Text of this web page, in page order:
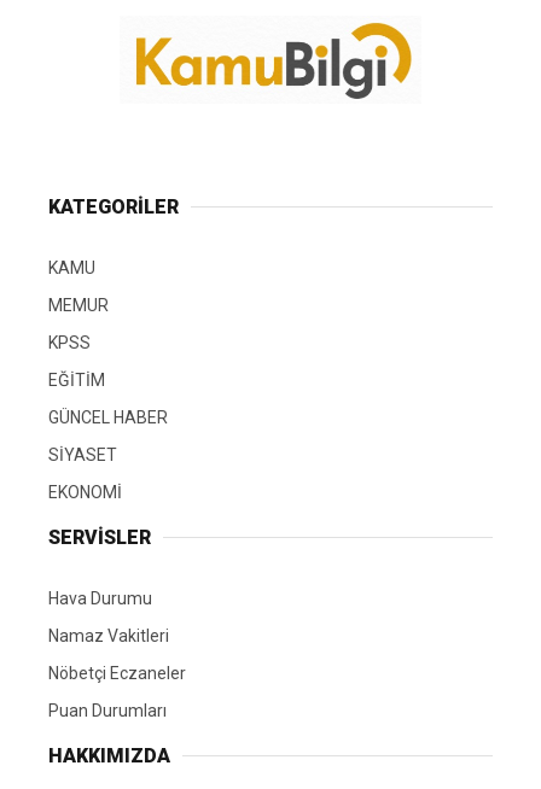
KATEGORİLER
KAMU
MEMUR
KPSS
EĞİTİM
GÜNCEL HABER
SİYASET
EKONOMİ
SERVİSLER
Hava Durumu
Namaz Vakitleri
Nöbetçi Eczaneler
Puan Durumları
HAKKIMIZDA